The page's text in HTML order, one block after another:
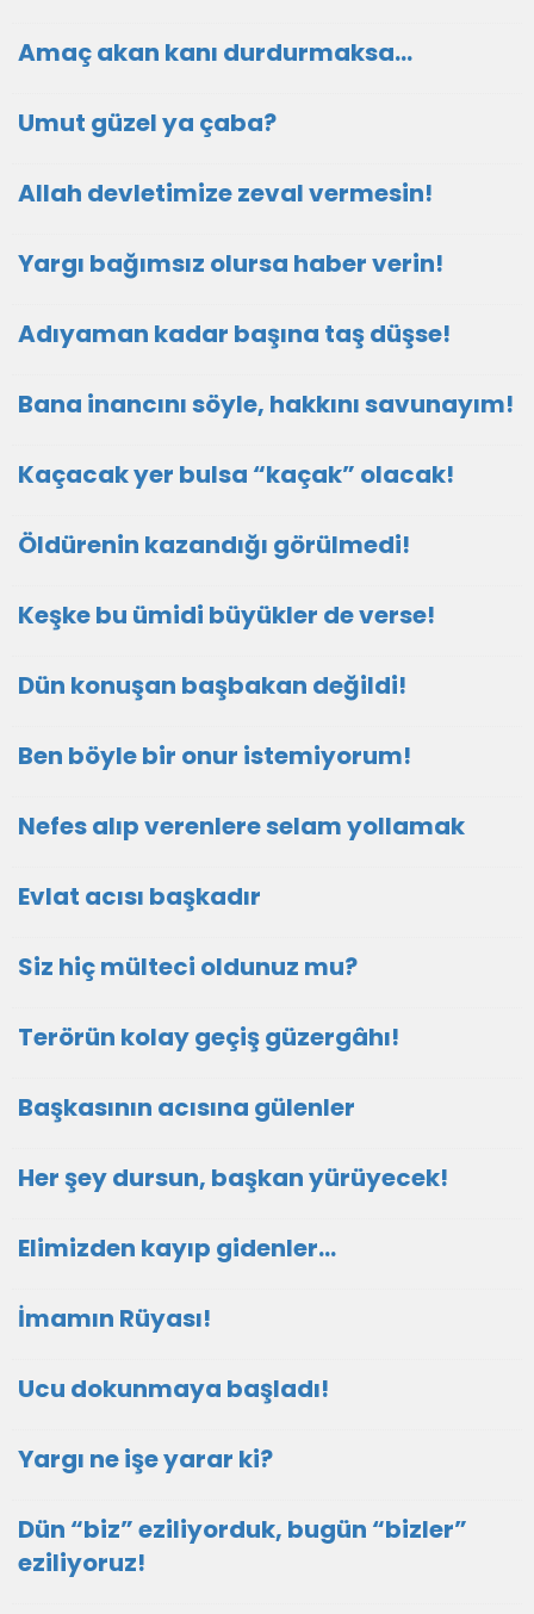
Amaç akan kanı durdurmaksa…
Umut güzel ya çaba?
Allah devletimize zeval vermesin!
Yargı bağımsız olursa haber verin!
Adıyaman kadar başına taş düşse!
Bana inancını söyle, hakkını savunayım!
Kaçacak yer bulsa “kaçak” olacak!
Öldürenin kazandığı görülmedi!
Keşke bu ümidi büyükler de verse!
Dün konuşan başbakan değildi!
Ben böyle bir onur istemiyorum!
Nefes alıp verenlere selam yollamak
Evlat acısı başkadır
Siz hiç mülteci oldunuz mu?
Terörün kolay geçiş güzergâhı!
Başkasının acısına gülenler
Her şey dursun, başkan yürüyecek!
Elimizden kayıp gidenler…
İmamın Rüyası!
Ucu dokunmaya başladı!
Yargı ne işe yarar ki?
Dün “biz” eziliyorduk, bugün “bizler”
eziliyoruz!